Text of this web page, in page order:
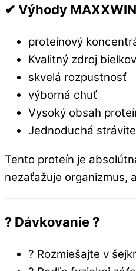
✔ Výhody
proteínový
Kvalitný zdroj
skvelá rozpustnosť
výborná chuť
Vysoký obsah
Jednoduchá
Tento proteín je
nezaťažuje organizmus,
? Dávkovanie ?
? Rozmiešajte v